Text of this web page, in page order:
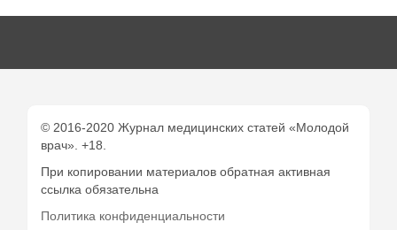
© 2016-2020 Журнал медицинских статей «Молодой
врач». +18.
При копировании материалов обратная активная
ссылка обязательна
Политика конфиденциальности